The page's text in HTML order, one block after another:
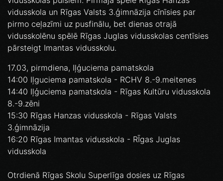
vidusskola un Rīgas Valsts 3.ģimnāzija cīnīsies par
pirmo ceļazīmi uz pusfinālu, bet dienas otrajā
vidusskolēnu spēlē Rīgas Juglas vidusskolas centīsies
pārsteigt Imantas vidusskolu.
17.03, pirmdiena, Iļģuciema pamatskola
14:00 Iļguciema pamatskola - RCHV 8.-9.meitenes
14:40 Iļģuciema pamatskola - Rīgas Kultūru vidusskola
8.-9.zēni
15:30 Rīgas Hanzas vidusskola - Rīgas Valsts
3.ģimnāzija
16:20 Rīgas Imantas vidusskola - RĪgas Juglas
vidusskola
Otrdienā Rīgas Skolu Superlīga dosies uz Rīgas